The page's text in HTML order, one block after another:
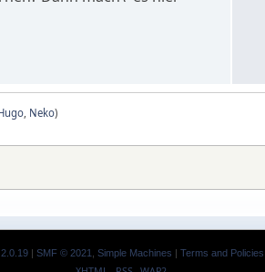
Neko)
| SMF © 2021 Simple Machines | Terms and Policies